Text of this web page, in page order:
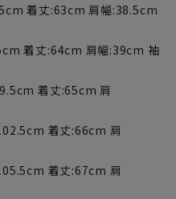
着丈:63cm 肩幅:38.5cm
着丈:64cm 肩幅:39cm 袖
着丈:65cm 肩
着丈:66cm 肩
着丈:67cm 肩